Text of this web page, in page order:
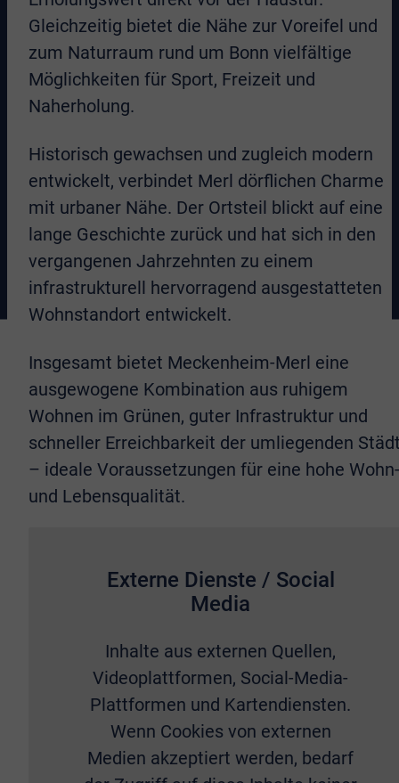
Gleichzeitig bietet die Nähe zur Voreifel und
zum Naturraum rund um Bonn vielfältige
Möglichkeiten für Sport, Freizeit und
Naherholung.
Historisch gewachsen und zugleich modern
entwickelt, verbindet Merl dörflichen Charme
mit urbaner Nähe. Der Ortsteil blickt auf eine
lange Geschichte zurück und hat sich in den
vergangenen Jahrzehnten zu einem
infrastrukturell hervorragend ausgestatteten
Wohnstandort entwickelt.
Insgesamt bietet Meckenheim-Merl eine
ausgewogene Kombination aus ruhigem
Wohnen im Grünen, guter Infrastruktur und
schneller Erreichbarkeit der umliegenden
– ideale Voraussetzungen für eine hohe Wohn-
und Lebensqualität.
Externe Dienste / Social
Media
Inhalte aus externen Quellen,
Videoplattformen, Social-Media-
Plattformen und Kartendiensten.
Wenn Cookies von externen
Medien akzeptiert werden, bedarf